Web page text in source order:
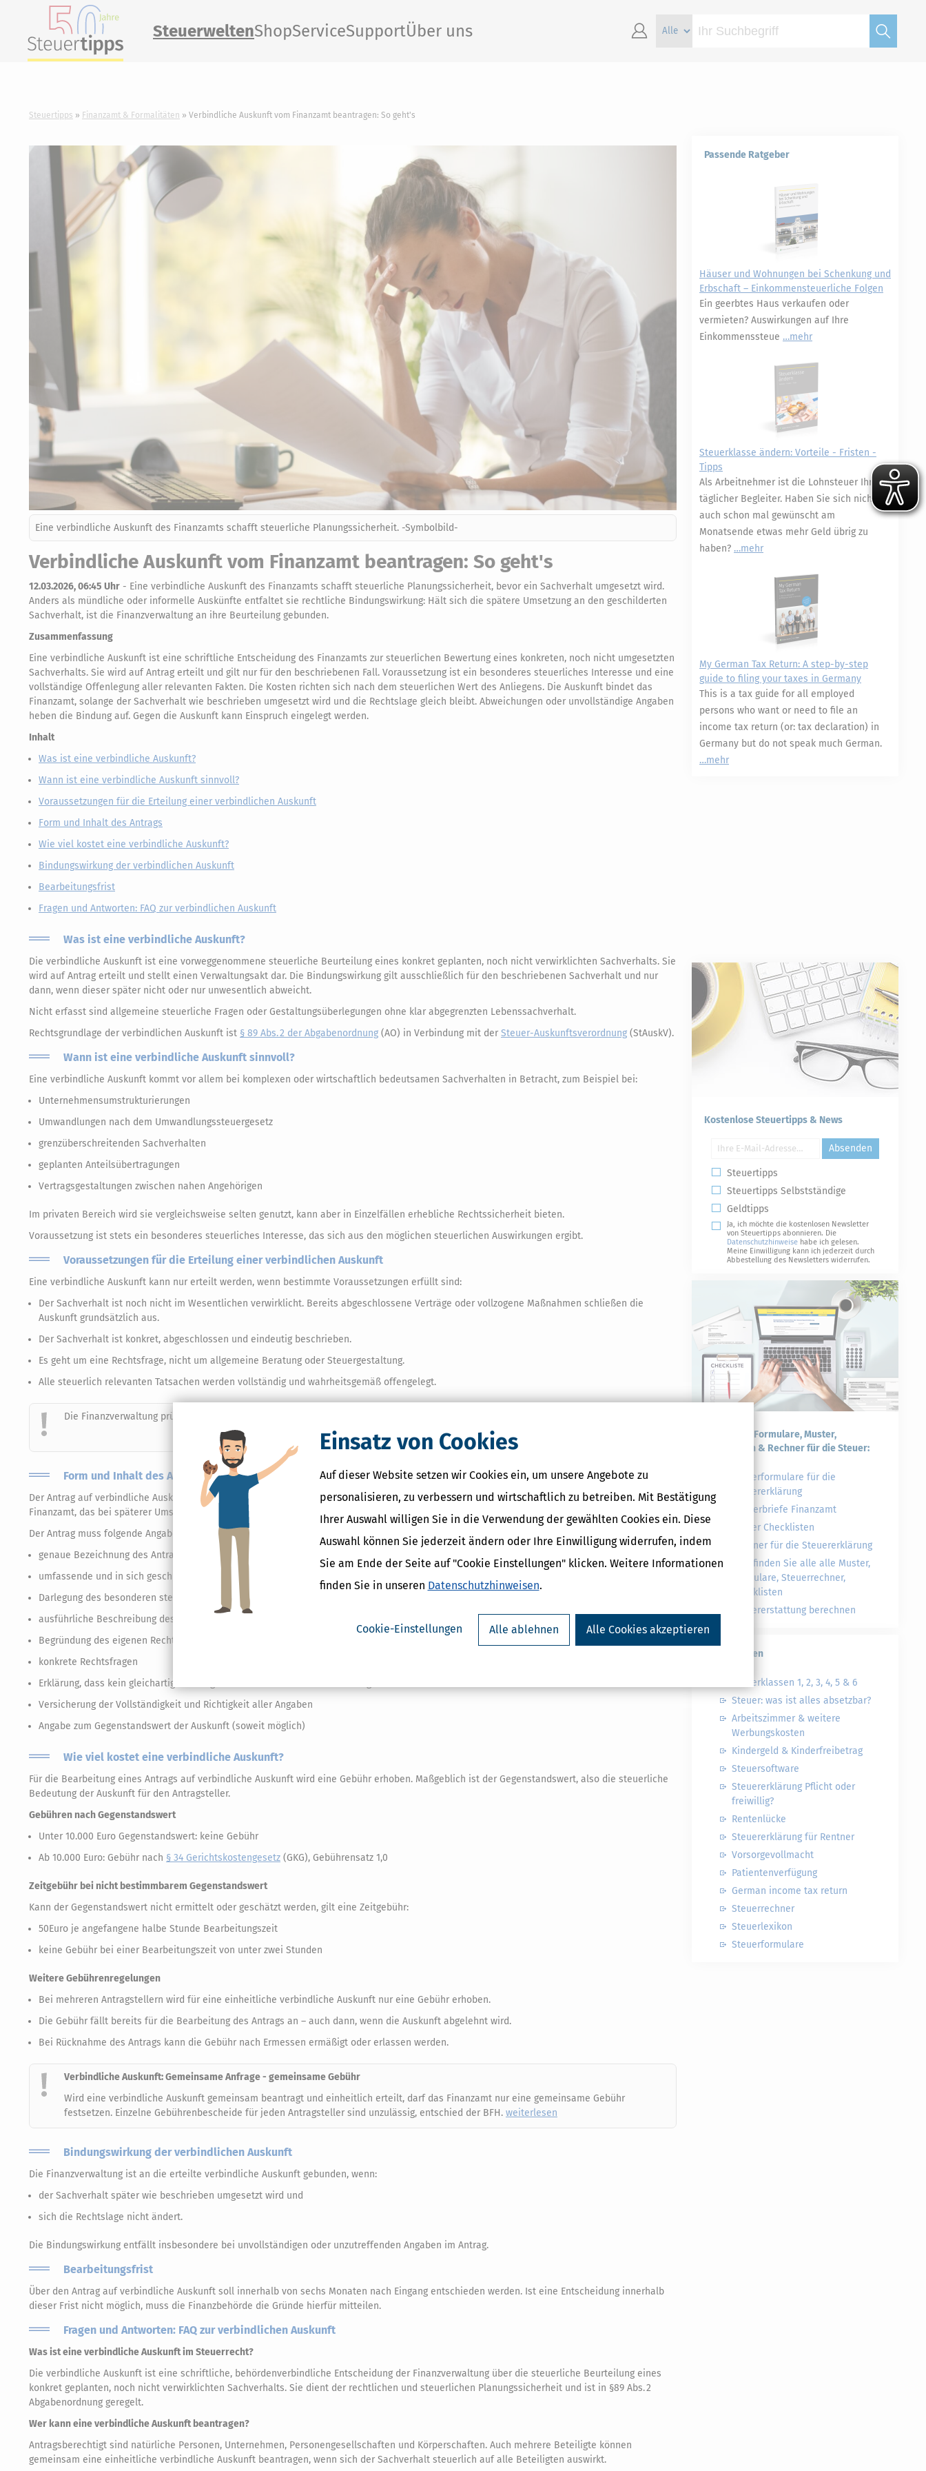
Einsatz von Cookies
Auf dieser Website setzen wir Cookies ein, um unsere Angebote zu
personalisieren, zu verbessern und wirtschaftlich zu betreiben. Mit Bestätigung
Ihrer Auswahl willigen Sie in die Verwendung der gewählten Cookies ein. Diese
Auswahl können Sie jederzeit ändern oder Ihre Einwilligung widerrufen, indem
Sie am Ende der Seite auf "Cookie Einstellungen" klicken. Weitere Informationen
finden Sie in unseren Datenschutzhinweisen.
Cookie-Einstellungen Alle ablehnen Alle Cookies akzeptieren
SteuerweltenShopServiceSupportÜber uns
Steuertipps Finanzamt & Formalitäten Verbindliche Auskunft vom Finanzamt beantragen: So geht's
Eine verbindliche Auskunft des Finanzamts schafft steuerliche Planungssicherheit. -Symbolbild-
Verbindliche Auskunft vom Finanzamt beantragen: So geht's
12.03.2026, 06:45 Uhr - Eine verbindliche Auskunft des Finanzamts schafft steuerliche Planungssicherheit, bevor ein Sachverhalt umgesetzt wird.
Anders als mündliche oder informelle Auskünfte entfaltet sie rechtliche Bindungswirkung: Hält sich die spätere Umsetzung an den geschilderten
Sachverhalt, ist die Finanzverwaltung an ihre Beurteilung gebunden.
Zusammenfassung
Eine verbindliche Auskunft ist eine schriftliche Entscheidung des Finanzamts zur steuerlichen Bewertung eines konkreten, noch nicht umgesetzten
Sachverhalts. Sie wird auf Antrag erteilt und gilt nur für den beschriebenen Fall. Voraussetzung ist ein besonderes steuerliches Interesse und eine
vollständige Offenlegung aller relevanten Fakten. Die Kosten richten sich nach dem steuerlichen Wert des Anliegens. Die Auskunft bindet das
Finanzamt, solange der Sachverhalt wie beschrieben umgesetzt wird und die Rechtslage gleich bleibt. Abweichungen oder unvollständige Angaben
heben die Bindung auf. Gegen die Auskunft kann Einspruch eingelegt werden.
Inhalt
Was ist eine verbindliche Auskunft?
Wann ist eine verbindliche Auskunft sinnvoll?
Voraussetzungen für die Erteilung einer verbindlichen Auskunft
Form und Inhalt des Antrags
Wie viel kostet eine verbindliche Auskunft?
Bindungswirkung der verbindlichen Auskunft
Bearbeitungsfrist
Fragen und Antworten: FAQ zur verbindlichen Auskunft
Was ist eine verbindliche Auskunft?
Die verbindliche Auskunft ist eine vorweggenommene steuerliche Beurteilung eines konkret geplanten, noch nicht verwirklichten Sachverhalts. Sie
wird auf Antrag erteilt und stellt einen Verwaltungsakt dar. Die Bindungswirkung gilt ausschließlich für den beschriebenen Sachverhalt und nur
dann, wenn dieser später nicht oder nur unwesentlich abweicht.
Nicht erfasst sind allgemeine steuerliche Fragen oder Gestaltungsüberlegungen ohne klar abgegrenzten Lebenssachverhalt.
Rechtsgrundlage der verbindlichen Auskunft ist § 89 Abs. 2 der Abgabenordnung (AO) in Verbindung mit der Steuer-Auskunftsverordnung (StAuskV).
Wann ist eine verbindliche Auskunft sinnvoll?
Eine verbindliche Auskunft kommt vor allem bei komplexen oder wirtschaftlich bedeutsamen Sachverhalten in Betracht, zum Beispiel bei:
Unternehmensumstrukturierungen
Umwandlungen nach dem Umwandlungssteuergesetz
grenzüberschreitenden Sachverhalten
geplanten Anteilsübertragungen
Vertragsgestaltungen zwischen nahen Angehörigen
Im privaten Bereich wird sie vergleichsweise selten genutzt, kann aber in Einzelfällen erhebliche Rechtssicherheit bieten.
Voraussetzung ist stets ein besonderes steuerliches Interesse, das sich aus den möglichen steuerlichen Auswirkungen ergibt.
Voraussetzungen für die Erteilung einer verbindlichen Auskunft
Eine verbindliche Auskunft kann nur erteilt werden, wenn bestimmte Voraussetzungen erfüllt sind:
Der Sachverhalt ist noch nicht im Wesentlichen verwirklicht. Bereits abgeschlossene Verträge oder vollzogene Maßnahmen schließen die
Auskunft grundsätzlich aus.
Der Sachverhalt ist konkret, abgeschlossen und eindeutig beschrieben.
Es geht um eine Rechtsfrage, nicht um allgemeine Beratung oder Steuergestaltung.
Alle steuerlich relevanten Tatsachen werden vollständig und wahrheitsgemäß offengelegt.
Die Finanzverwaltung prüft ausschließlich den vorgetragenen Sachverhalt. Eine eigene Sachverhaltsermittlung findet nicht statt.
Form und Inhalt des Antrags
Der Antrag auf verbindliche Auskunft ist schriftlich oder elektronisch bei der zuständigen Finanzbehörde zu stellen. Zuständig ist grundsätzlich das
Finanzamt, das bei späterer Umsetzung örtlich zuständig wäre; in Sonderfällen das Bundeszentralamt für Steuern.
Der Antrag muss folgende Angaben enthalten:
genaue Bezeichnung des Antragstellers
umfassende und in sich geschlossene Darstellung des geplanten Sachverhalts
Darlegung des besonderen steuerlichen Interesses
ausführliche Beschreibung des steuerlichen Rechtsproblems
Begründung des eigenen Rechtsstandpunkts
konkrete Rechtsfragen
Erklärung, dass kein gleichartiger Antrag bei einer anderen Finanzbehörde gestellt wurde
Versicherung der Vollständigkeit und Richtigkeit aller Angaben
Angabe zum Gegenstandswert der Auskunft (soweit möglich)
Wie viel kostet eine verbindliche Auskunft?
Für die Bearbeitung eines Antrags auf verbindliche Auskunft wird eine Gebühr erhoben. Maßgeblich ist der Gegenstandswert, also die steuerliche
Bedeutung der Auskunft für den Antragsteller.
Gebühren nach Gegenstandswert
Unter 10.000 Euro Gegenstandswert: keine Gebühr
Ab 10.000 Euro: Gebühr nach § 34 Gerichtskostengesetz (GKG), Gebührensatz 1,0
Zeitgebühr bei nicht bestimmbarem Gegenstandswert
Kann der Gegenstandswert nicht ermittelt oder geschätzt werden, gilt eine Zeitgebühr:
50Euro je angefangene halbe Stunde Bearbeitungszeit
keine Gebühr bei einer Bearbeitungszeit von unter zwei Stunden
Weitere Gebührenregelungen
Bei mehreren Antragstellern wird für eine einheitliche verbindliche Auskunft nur eine Gebühr erhoben.
Die Gebühr fällt bereits für die Bearbeitung des Antrags an – auch dann, wenn die Auskunft abgelehnt wird.
Bei Rücknahme des Antrags kann die Gebühr nach Ermessen ermäßigt oder erlassen werden.
Verbindliche Auskunft: Gemeinsame Anfrage - gemeinsame Gebühr
Wird eine verbindliche Auskunft gemeinsam beantragt und einheitlich erteilt, darf das Finanzamt nur eine gemeinsame Gebühr
festsetzen. Einzelne Gebührenbescheide für jeden Antragsteller sind unzulässig, entschied der BFH. weiterlesen
Bindungswirkung der verbindlichen Auskunft
Die Finanzverwaltung ist an die erteilte verbindliche Auskunft gebunden, wenn:
der Sachverhalt später wie beschrieben umgesetzt wird und
sich die Rechtslage nicht ändert.
Die Bindungswirkung entfällt insbesondere bei unvollständigen oder unzutreffenden Angaben im Antrag.
Bearbeitungsfrist
Über den Antrag auf verbindliche Auskunft soll innerhalb von sechs Monaten nach Eingang entschieden werden. Ist eine Entscheidung innerhalb
dieser Frist nicht möglich, muss die Finanzbehörde die Gründe hierfür mitteilen.
Fragen und Antworten: FAQ zur verbindlichen Auskunft
Was ist eine verbindliche Auskunft im Steuerrecht?
Die verbindliche Auskunft ist eine schriftliche, behördenverbindliche Entscheidung der Finanzverwaltung über die steuerliche Beurteilung eines
konkret geplanten, noch nicht verwirklichten Sachverhalts. Sie dient der rechtlichen und steuerlichen Planungssicherheit und ist in §89 Abs. 2
Abgabenordnung geregelt.
Wer kann eine verbindliche Auskunft beantragen?
Antragsberechtigt sind natürliche Personen, Unternehmen, Personengesellschaften und Körperschaften. Auch mehrere Beteiligte können
gemeinsam eine einheitliche verbindliche Auskunft beantragen, wenn sich der Sachverhalt steuerlich auf alle Beteiligten auswirkt.
Passende Ratgeber
Häuser und Wohnungen bei Schenkung und
Erbschaft – Einkommensteuerliche Folgen
Ein geerbtes Haus verkaufen oder
vermieten? Auswirkungen auf Ihre
Einkommenssteue
mehr
Steuerklasse ändern: Vorteile - Fristen -
Tipps
Als Arbeitnehmer ist die Lohnsteuer Ihr
täglicher Begleiter. Haben Sie sich nicht
auch schon mal gewünscht am
Monatsende etwas mehr Geld übrig zu
haben?
mehr
My German Tax Return: A step-by-step
guide to filing your taxes in Germany
This is a tax guide for all employed
persons who want or need to file an
income tax return (or: tax declaration) in
Germany but do not speak much German.
mehr
Kostenlose Steuertipps & News
Absenden
Steuertipps
Steuertipps Selbstständige
Geldtipps
Ja, ich möchte die kostenlosen Newsletter
von Steuertipps abonnieren. Die
Datenschutzhinweise habe ich gelesen.
Meine Einwilligung kann ich jederzeit durch
Abbestellung des Newsletters widerrufen.
Praktische Formulare, Muster,
Checklisten & Rechner für die Steuer:
Steuerformulare für die
Steuererklärung
Musterbriefe Finanzamt
Steuer Checklisten
Rechner für die Steuererklärung
Hier finden Sie alle alle Muster,
Formulare, Steuerrechner,
Checklisten
Steuererstattung berechnen
Steuerwelten
Steuerklassen 1, 2, 3, 4, 5 & 6
Steuer: was ist alles absetzbar?
Arbeitszimmer & weitere
Werbungskosten
Kindergeld & Kinderfreibetrag
Steuersoftware
Steuererklärung Pflicht oder
freiwillig?
Rentenlücke
Steuererklärung für Rentner
Vorsorgevollmacht
Patientenverfügung
German income tax return
Steuerrechner
Steuerlexikon
Steuerformulare